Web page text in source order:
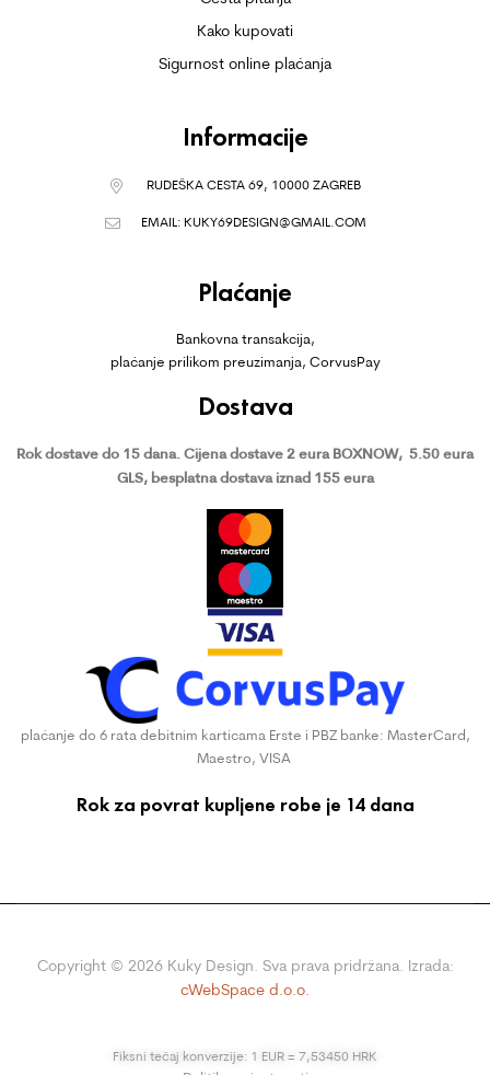
Kako kupovati
Sigurnost online plaćanja
Informacije
RUDEŠKA CESTA 69, 10000 ZAGREB
EMAIL: KUKY69DESIGN@GMAIL.COM
Plaćanje
Bankovna transakcija,
plaćanje prilikom preuzimanja, CorvusPay
Dostava
Rok dostave do 15 dana. Cijena dostave 2 eura BOXNOW, 5.50 eura
GLS, besplatna dostava iznad 155 eura
plaćanje do 6 rata debitnim karticama Erste i PBZ banke: MasterCard,
Maestro, VISA
Rok za povrat kupljene robe je 14 dana
Copyright © 2026Kuky Design. Sva prava pridržana. Izrada:
cWebSpace d.o.o.
Fiksni tečaj konverzije: 1 EUR = 7,53450 HRK